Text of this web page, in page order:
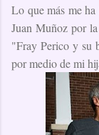
Lo que más me
Juan Muñoz por
"Fray Perico y su
por medio de mi